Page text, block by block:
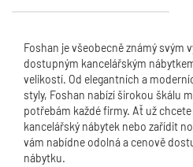
Foshan je všeobecně známý svým
dostupným kancelářským
velikostí. Od elegantních a
styly, Foshan nabízí širokou škálu
potřebám každé firmy. Ať už
kancelářský nábytek nebo zařídit
vám nabídne odolná a cenově
nábytku.